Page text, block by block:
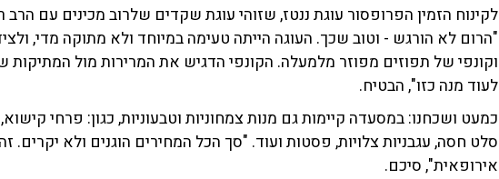
לקינוח הזמין הפרופסור עוגת ננטז, שזוהי עוגת שקדים שלרוב מכינים עם
"הרום לא הורגש - וטוב שכך. העוגה הייתה טעימה במיוחד ולא מתוקה מדי,
וקונפי של תפוזים מפוזר מלמעלה. הקונפי הדגיש את המרירות מול המתיקות
לעוד מנה כזו", הבטיח.
כמעט ושכחנו: במסעדה קיימות גם מנות צמחוניות וטבעוניות, כגון: פרחי
סלט חסה, עגבניות צלויות, פסטות ועוד. "סך הכל המחירים הוגנים ולא יקרים.
אירופאית", סיכם.